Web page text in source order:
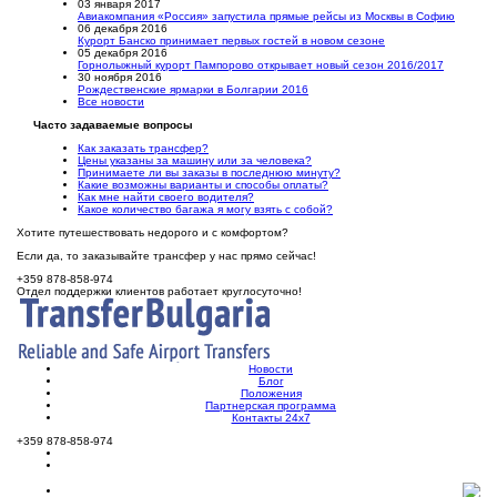
03 января 2017
Авиакомпания «Россия» запустила прямые рейсы из Москвы в Софию
06 декабря 2016
Курорт Банско принимает первых гостей в новом сезоне
05 декабря 2016
Горнолыжный курорт Пампорово открывает новый сезон 2016/2017
30 ноября 2016
Рождественские ярмарки в Болгарии 2016
Все новости
Часто задаваемые вопросы
Как заказать трансфер?
Цены указаны за машину или за человека?
Принимаете ли вы заказы в последнюю минуту?
Какие возможны варианты и способы оплаты?
Как мне найти своего водителя?
Какое количество багажа я могу взять с собой?
Хотите путешествовать недорого и с комфортом?
Если да, то заказывайте трансфер у нас прямо сейчас!
+359 878-858-974
Отдел поддержки клиентов работает круглосуточно!
Новости
Блог
Положения
Партнерская программа
Контакты 24х7
+359 878-858-974